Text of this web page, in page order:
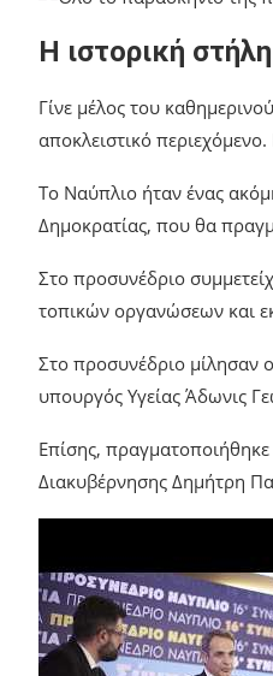
Η ιστορική
Γίνε μέλος του
αποκλειστικό
Το Ναύπλιο ήταν ένας
Δημοκρατίας, που θα
Στο προσυνέδριο
τοπικών οργανώσεων και
Στο προσυνέδριο μίλησαν
υπουργός Υγείας Άδωνις
Επίσης,
Διακυβέρνησης Δημήτρη